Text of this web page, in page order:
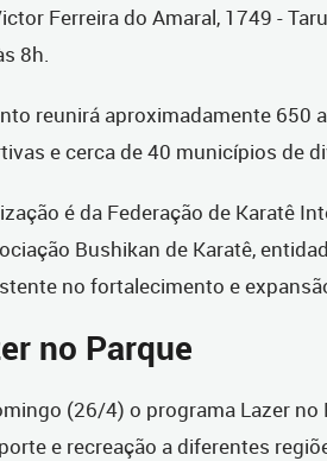
Ferreira do Amaral, 1749 -
8h.
reunirá aproximadamente 650
e cerca de 40 municípios de
é da Federação de Karatê
Bushikan de Karatê,
no fortalecimento e
no Parque
(26/4) o programa Lazer
e recreação a diferentes